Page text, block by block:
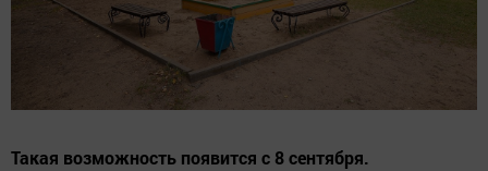
Такая возможность появится с 8 сентября.